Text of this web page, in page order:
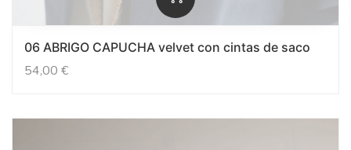
06 ABRIGO CAPUCHA velvet con cintas de saco
54,00 €